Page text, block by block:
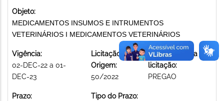
Objeto:
MEDICAMENTOS INSUMOS E INTRUMENTOS
VETERINÁRIOS I MEDICAMENTOS VETERINÁRIOS
Vigência:
02-DEC-22 a 01-
DEC-23
Licitação de
Origem:
50/2022
Modalidade da
licitação:
PREGAO
Prazo:
Tipo do Prazo: